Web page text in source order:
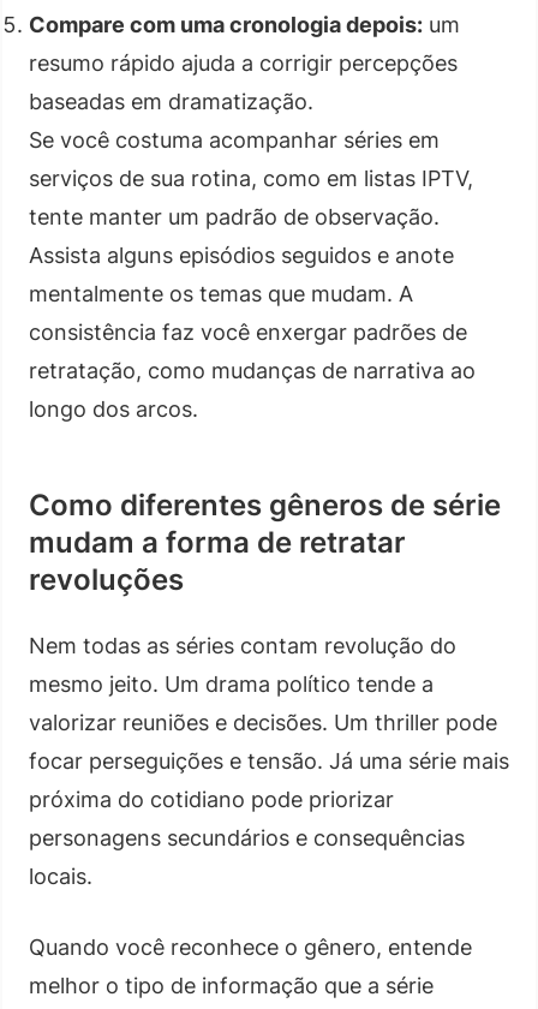
Compare com uma cronologia depois: um
resumo rápido ajuda a corrigir percepções
baseadas em dramatização.
Se você costuma acompanhar séries em
serviços de sua rotina, como em listas IPTV,
tente manter um padrão de observação.
Assista alguns episódios seguidos e anote
mentalmente os temas que mudam. A
consistência faz você enxergar padrões de
retratação, como mudanças de narrativa ao
longo dos arcos.
Como diferentes gêneros de série
mudam a forma de retratar
revoluções
Nem todas as séries contam revolução do
mesmo jeito. Um drama político tende a
valorizar reuniões e decisões. Um thriller pode
focar perseguições e tensão. Já uma série mais
próxima do cotidiano pode priorizar
personagens secundários e consequências
locais.
Quando você reconhece o gênero, entende
melhor o tipo de informação que a série